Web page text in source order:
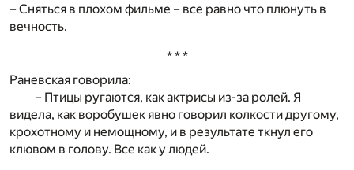
– Сняться в плохом фильме – все равно что плюнуть в
вечность.
* * *
Раневская говорила:
– Птицы ругаются, как актрисы из-за ролей. Я
видела, как воробушек явно говорил колкости другому,
крохотному и немощному, и в результате ткнул его
клювом в голову. Все как у людей.